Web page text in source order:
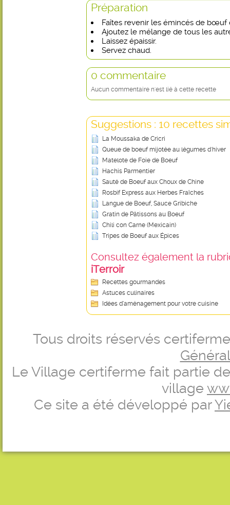
Préparation
Faîtes revenir les émincés de bœuf
Ajoutez le mélange de tous les
Laissez épaissir.
Servez chaud.
0 commentaire
Aucun commentaire n'est lié à cette recette
Suggestions : 10 recettes
La Moussaka de Cricri
Queue de boeuf mijotée au légumes d'hiver
Matelote de Foie de Boeuf
Hachis Parmentier
Sauté de Boeuf aux Choux de Chine
Rosbif Express aux Herbes Fraîches
Langue de Boeuf, Sauce Gribiche
Gratin de Pâtissons au Boeuf
Chili con Carne (Mexicain)
Tripes de Boeuf aux Épices
Consultez également la
iTerroir
Recettes gourmandes
Astuces culinaires
Idées d’aménagement pour votre cuisine
Tous droits réservés
Le Village certiferme fait partie
village
Ce site a été développé par